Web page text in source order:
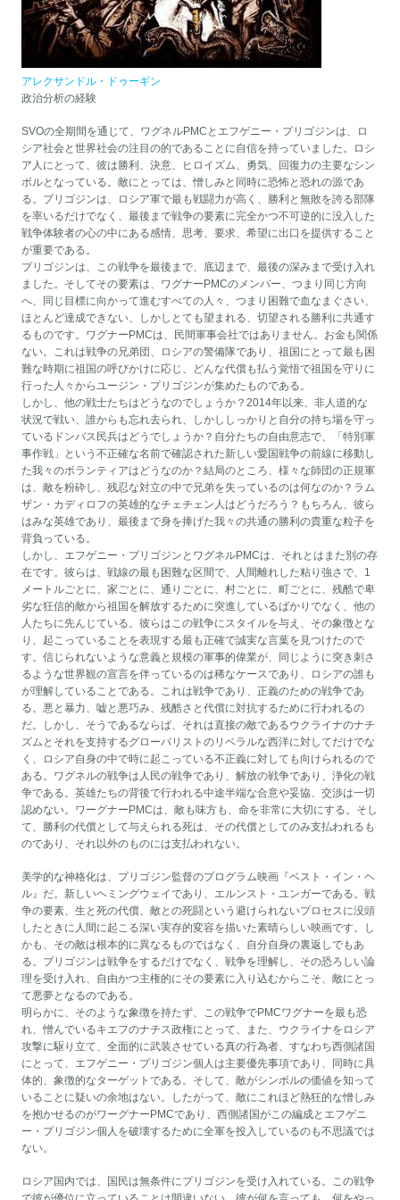
アレクサンドル・ドゥーギン
政治分析の経験
SVOの全期間を通じて、ワグネルPMCとエフゲニー・プリゴジンは、ロ
シア社会と世界社会の注目の的であることに自信を持っていました。ロシ
ア人にとって、彼は勝利、決意、ヒロイズム、勇気、回復力の主要なシン
ボルとなっている。敵にとっては、憎しみと同時に恐怖と恐れの源であ
る。プリゴジンは、ロシア軍で最も戦闘力が高く、勝利と無敗を誇る部隊
を率いるだけでなく、最後まで戦争の要素に完全かつ不可逆的に没入した
戦争体験者の心の中にある感情、思考、要求、希望に出口を提供すること
が重要である。
プリゴジンは、この戦争を最後まで、底辺まで、最後の深みまで受け入れ
ました。そしてその要素は、ワグナーPMCのメンバー、つまり同じ方向
へ、同じ目標に向かって進むすべての人々、つまり困難で血なまぐさい、
ほとんど達成できない、しかしとても望まれる、切望される勝利に共通す
るものです。ワグナーPMCは、民間軍事会社ではありません。お金も関係
ない。これは戦争の兄弟団、ロシアの警備隊であり、祖国にとって最も困
難な時期に祖国の呼びかけに応じ、どんな代償も払う覚悟で祖国を守りに
行った人々からユージン・プリゴジンが集めたものである。
しかし、他の戦士たちはどうなのでしょうか？2014年以来、非人道的な
状況で戦い、誰からも忘れ去られ、しかししっかりと自分の持ち場を守っ
ているドンバス民兵はどうでしょうか？自分たちの自由意志で、「特別軍
事作戦」という不正確な名前で確認された新しい愛国戦争の前線に移動し
た我々のボランティアはどうなのか？結局のところ、様々な師団の正規軍
は、敵を粉砕し、残忍な対立の中で兄弟を失っているのは何なのか？ラム
ザン・カディロフの英雄的なチェチェン人はどうだろう？もちろん、彼ら
はみな英雄であり、最後まで身を捧げた我々の共通の勝利の貴重な粒子を
背負っている。
しかし、エフゲニー・プリゴジンとワグネルPMCは、それとはまた別の存
在です。彼らは、戦線の最も困難な区間で、人間離れした粘り強さで、1
メートルごとに、家ごとに、通りごとに、村ごとに、町ごとに、残酷で卑
劣な狂信的敵から祖国を解放するために突進しているばかりでなく、他の
人たちに先んじている。彼らはこの戦争にスタイルを与え、その象徴とな
り、起こっていることを表現する最も正確で誠実な言葉を見つけたので
す。信じられないような意義と規模の軍事的偉業が、同じように突き刺さ
るような世界観の宣言を伴っているのは稀なケースであり、ロシアの誰も
が理解していることである。これは戦争であり、正義のための戦争であ
る。悪と暴力、嘘と悪巧み、残酷さと代償に対抗するために行われるの
だ。しかし、そうであるならば、それは直接の敵であるウクライナのナチ
ズムとそれを支持するグローバリストのリベラルな西洋に対してだけでな
く、ロシア自身の中で時に起こっている不正義に対しても向けられるので
ある。ワグネルの戦争は人民の戦争であり、解放の戦争であり、浄化の戦
争である。英雄たちの背後で行われる中途半端な合意や妥協、交渉は一切
認めない。ワーグナーPMCは、敵も味方も、命を非常に大切にする。そし
て、勝利の代償として与えられる死は、その代償としてのみ支払われるも
のであり、それ以外のものには支払われない。
美学的な神格化は、プリゴジン監督のプログラム映画『ベスト・イン・ヘ
ル』だ。新しいヘミングウェイであり、エルンスト・ユンガーである。戦
争の要素、生と死の代償、敵との死闘という避けられないプロセスに没頭
したときに人間に起こる深い実存的変容を描いた素晴らしい映画です。し
かも、その敵は根本的に異なるものではなく、自分自身の裏返しでもあ
る。プリゴジンは戦争をするだけでなく、戦争を理解し、その恐ろしい論
理を受け入れ、自由かつ主権的にその要素に入り込むからこそ、敵にとっ
て悪夢となるのである。
明らかに、そのような象徴を持たず、この戦争でPMCワグナーを最も恐
れ、憎んでいるキエフのナチス政権にとって、また、ウクライナをロシア
攻撃に駆り立て、全面的に武装させている真の行為者、すなわち西側諸国
にとって、エフゲニー・プリゴジン個人は主要優先事項であり、同時に具
体的、象徴的なターゲットである。そして、敵がシンボルの価値を知って
いることに疑いの余地はない。したがって、敵にこれほど熱狂的な憎しみ
を抱かせるのがワーグナーPMCであり、西側諸国がこの編成とエフゲニ
ー・プリゴジン個人を破壊するために全軍を投入しているのも不思議では
ない。
ロシア国内では、国民は無条件にプリゴジンを受け入れている。この戦争